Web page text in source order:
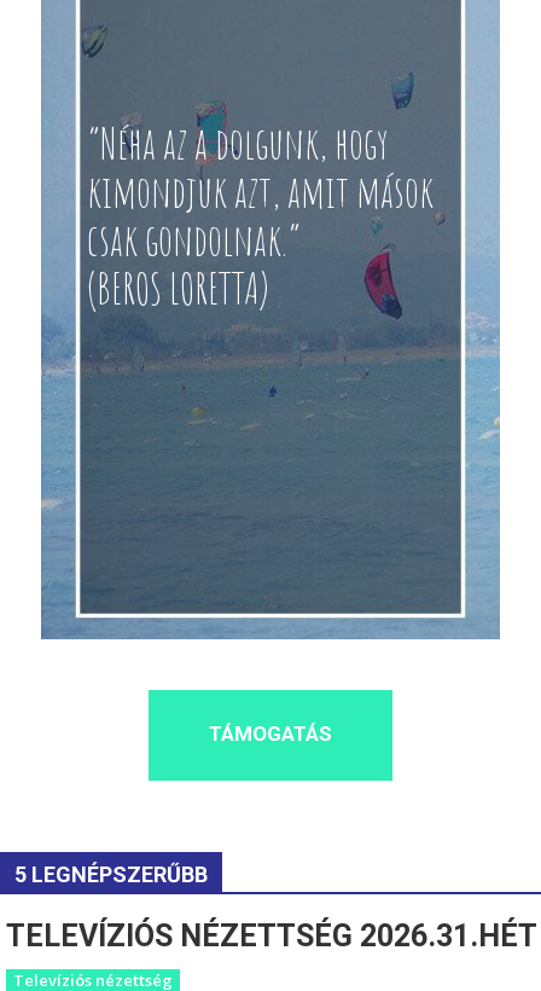
“Néha az a dolgunk, hogy
kimondjuk azt, amit mások
csak gondolnak.”
(BEROS LORETTA)
TÁMOGATÁS
5 LEGNÉPSZERŰBB
TELEVÍZIÓS NÉZETTSÉG 2026.31.HÉT
Televíziós nézettség